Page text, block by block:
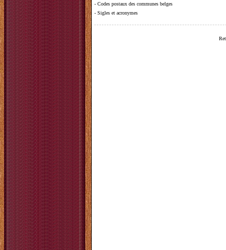
- Codes postaux des communes belges
- Sigles et acronymes